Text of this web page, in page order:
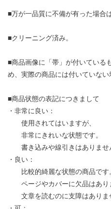
■万が一品質に不備が有った場合
■クリーニング済み。
■商品画像に「帯」が付いている
め、実際の商品には付いていない
■商品状態の表記につきまして
・非常に良い：
使用されてはいますが、
非常にきれいな状態です。
書き込みや線引きはありませ
・良い：
比較的綺麗な状態の商品です
ページやカバーに欠品はあり
文章を読むのに支障はありま